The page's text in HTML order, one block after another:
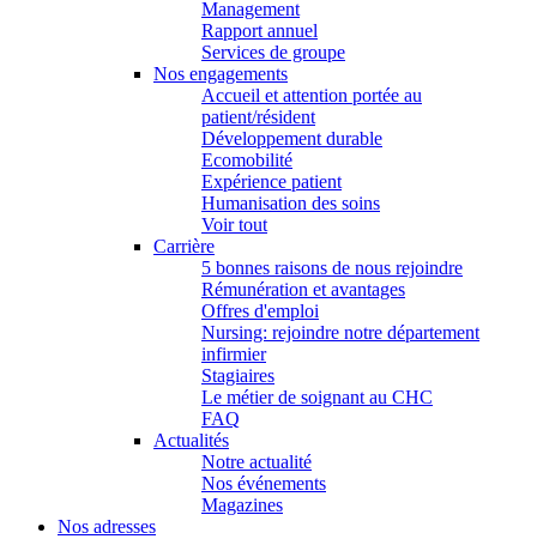
Management
Rapport annuel
Services de groupe
Nos engagements
Accueil et attention portée au
patient/résident
Développement durable
Ecomobilité
Expérience patient
Humanisation des soins
Voir tout
Carrière
5 bonnes raisons de nous rejoindre
Rémunération et avantages
Offres d'emploi
Nursing: rejoindre notre département
infirmier
Stagiaires
Le métier de soignant au CHC
FAQ
Actualités
Notre actualité
Nos événements
Magazines
Nos adresses